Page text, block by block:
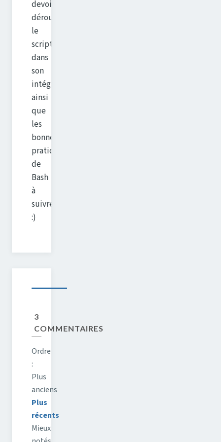
devoir
dérouler
le
script
dans
son
intégralité,
ainsi
que
les
bonnes
pratiques
de
Bash
à
suivre.
:)
3
COMMENTAIRES
Ordre
:
Plus
anciens
Plus
récents
Mieux